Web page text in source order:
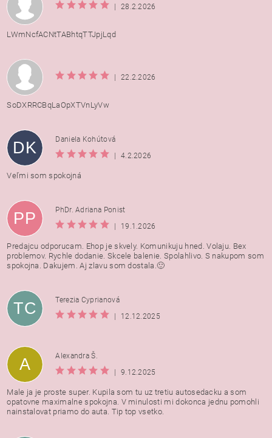
| 28.2.2026
LWmNcfACNtTABhtqTTJpjLqd
| 22.2.2026
SoDXRRCBqLaOpXTVnLyVw
DK
Daniela Kohútová
|
4.2.2026
Veľmi som spokojná
PP
PhDr. Adriana Ponist
|
19.1.2026
Predajcu odporucam. Ehop je skvely. Komunikuju hned. Volaju. Bex
problemov. Rychle dodanie. Skcele balenie. Spolahlivo. S nakupom som
spokojna. Dakujem. Aj zlavu som dostala.🙂
TC
Terezia Cyprianová
|
12.12.2025
A
Alexandra Š.
|
9.12.2025
Male ja je proste super. Kupila som tu uz tretiu autosedacku a som
opatovne maximalne spokojna. V minulosti mi dokonca jednu pomohli
nainstalovat priamo do auta. Tip top vsetko.